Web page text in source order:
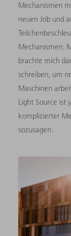
Mechanismen
neuen Job und
Mechanismen.
brachte mich
schreiben, um
Maschinen
Light Source ist
komplizierter
sozusagen.